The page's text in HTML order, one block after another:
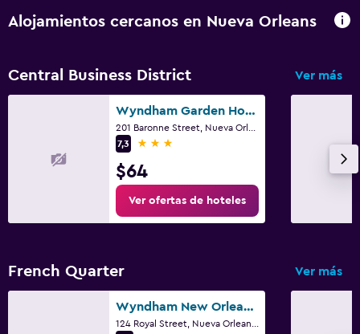
Alojamientos cercanos en Nueva Orleans
Central Business District Ver más
Wyndham Garden Hotel Baronne Plaza
7,3
3 estrellas
$64
Ver ofertas de hoteles
French Quarter Ver más
Wyndham New Orleans - French Quarter